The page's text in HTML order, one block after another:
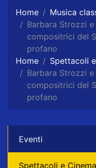
Home
Musica
Barbara Strozzi
compositrici del
profano
Home
Spettacoli
Barbara Strozzi
compositrici del
profano
Eventi
Spettacoli e Cinema